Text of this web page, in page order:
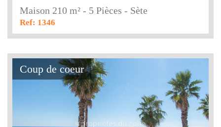
Maison 210 m² - 5 Pièces - Sète
Ref: 1346
Coup de coeur